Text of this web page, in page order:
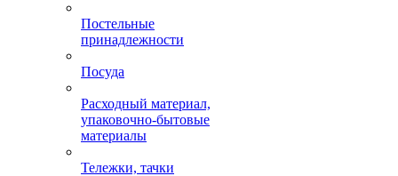
Постельные
принадлежности
Посуда
Расходный материал,
упаковочно-бытовые
материалы
Тележки, тачки